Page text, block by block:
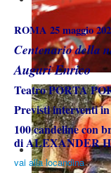
ROMA 25 maggio
Centenario della
Auguri Enrico
Teatro PORTA
Previsti interventi
100 candeline con
di ALEXANDER
vai alla locandina